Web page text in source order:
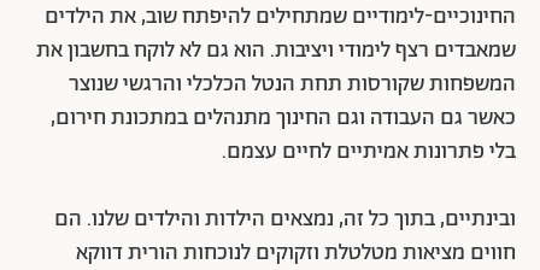
החינוכיים-לימודיים שמתחילים להיפתח שוב, את הילדים
שמאבדים רצף לימודי ויציבות. הוא גם לא לוקח בחשבון את
המשפחות שקורסות תחת הנטל הכלכלי והרגשי שנוצר
כאשר גם העבודה וגם החינוך מתנהלים במתכונת חירום,
בלי פתרונות אמיתיים לחיים עצמם.
ובינתיים, בתוך כל זה, נמצאים הילדות והילדים שלנו. הם
חווים מציאות מטלטלת וזקוקים לנוכחות הורית דווקא